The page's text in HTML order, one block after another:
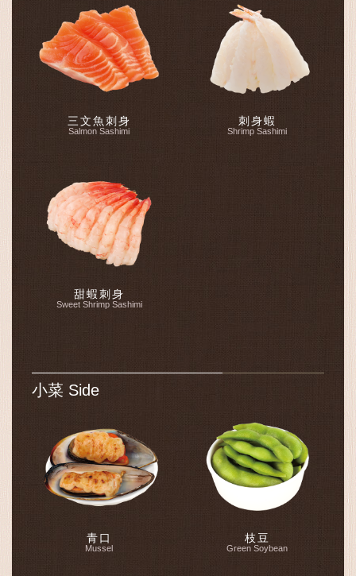
三文魚刺身
Salmon Sashimi
刺身蝦
Shrimp Sashimi
甜蝦刺身
Sweet Shrimp Sashimi
小菜 Side
青口
Mussel
枝豆
Green Soybean